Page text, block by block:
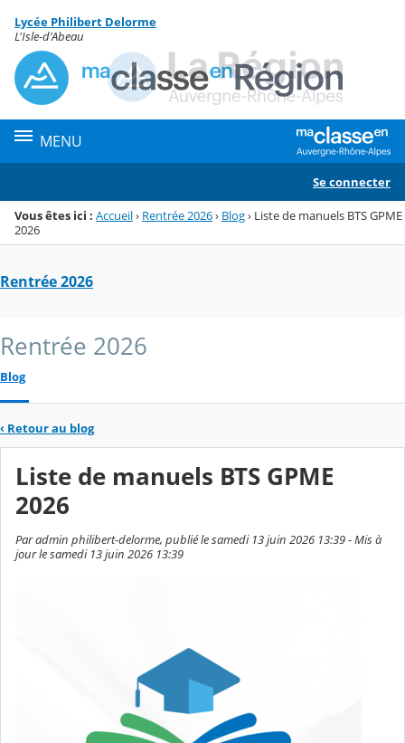
Menu de la rubrique
Contenu
Lycée Philibert Delorme
L'Isle-d'Abeau
MENU
Se connecter
Vous êtes ici : Accueil› Rentrée 2026› Blog› Liste de manuels BTS GPME
2026
Rentrée 2026
Rentrée 2026
Blog
‹ Retour au blog
Liste de manuels BTS GPME
2026
Par admin philibert-delorme, publié le samedi 13 juin 2026 13:39 - Mis à
jour le samedi 13 juin 2026 13:39